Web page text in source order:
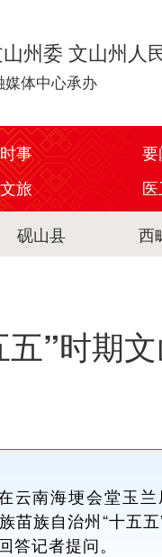
州委 文山州人
媒体中心承办
时事
文旅 医
砚山县 西
五”时期
南海埂会堂玉兰
苗族自治州“十五
记者提问。